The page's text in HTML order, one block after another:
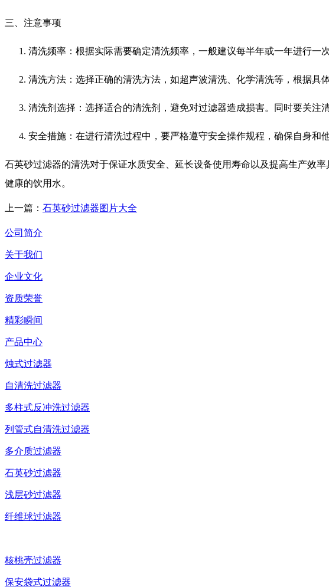
三、注意事项
清洗频率：根据实际需要确定清洗频率，一般建议每半年或一年进行一次
清洗方法：选择正确的清洗方法，如超声波清洗、化学清洗等，根据具
清洗剂选择：选择适合的清洗剂，避免对过滤器造成损害。同时要关注
安全措施：在进行清洗过程中，要严格遵守安全操作规程，确保自身和
石英砂过滤器的清洗对于保证水质安全、延长设备使用寿命以及提高生产效
健康的饮用水。
上一篇： 石英砂过滤器图片大全
公司简介
关于我们
企业文化
资质荣誉
精彩瞬间
产品中心
烛式过滤器
自清洗过滤器
多柱式反冲洗过滤器
列管式自清洗过滤器
多介质过滤器
石英砂过滤器
浅层砂过滤器
纤维球过滤器
核桃壳过滤器
保安袋式过滤器